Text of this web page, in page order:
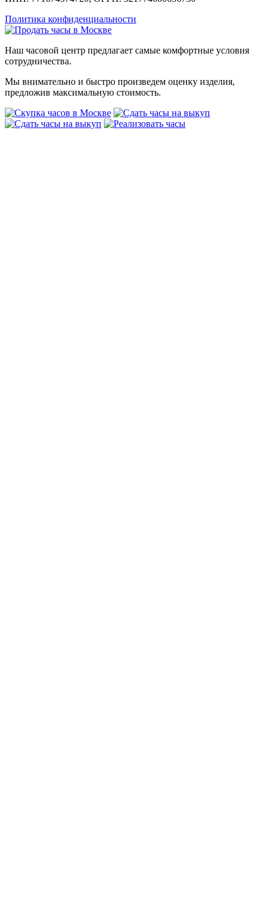
Политика конфиденциальности
Наш часовой центр предлагает самые комфортные условия
сотрудничества.
Мы внимательно и быстро произведем оценку изделия,
предложив максимальную стоимость.